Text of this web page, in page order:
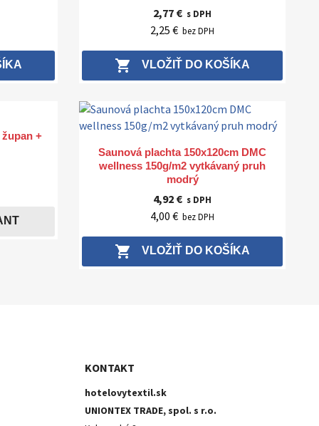
2,77 € s DPH
2,25 € bez DPH
shopping_cart VLOŽIŤ DO KOŠÍKA
+
Rýchly náhľad
Saunová plachta 150x120cm DMC
wellness 150g/m2 vytkávaný pruh
modrý
4,92 € s DPH
4,00 € bez DPH
shopping_cart VLOŽIŤ DO KOŠÍKA
KONTAKT
hotelovytextil.sk
UNIONTEX TRADE, spol. s r.o.